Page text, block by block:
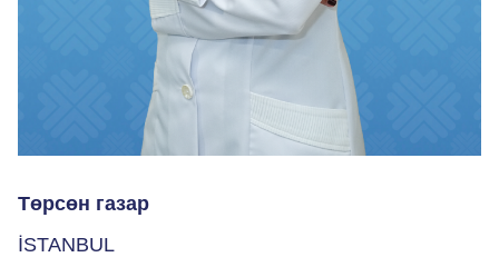
Төрсөн газар
İSTANBUL